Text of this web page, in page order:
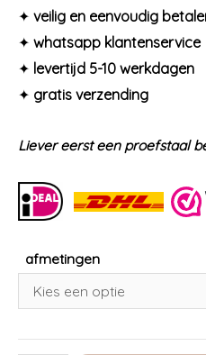
✦ veilig en eenvoudig
✦ whatsapp klantenservice
✦ levertijd 5-10 werkdagen
✦ gratis verzending
Liever eerst een proefstaal
afmetingen